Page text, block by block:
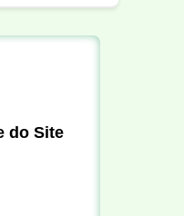
do Site